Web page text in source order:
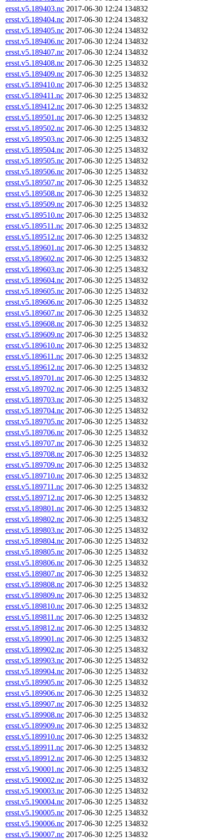
ersst.v5.189403.nc 2017-06-30 12:24 134832
ersst.v5.189404.nc 2017-06-30 12:24 134832
ersst.v5.189405.nc 2017-06-30 12:24 134832
ersst.v5.189406.nc 2017-06-30 12:24 134832
ersst.v5.189407.nc 2017-06-30 12:24 134832
ersst.v5.189408.nc 2017-06-30 12:25 134832
ersst.v5.189409.nc 2017-06-30 12:25 134832
ersst.v5.189410.nc 2017-06-30 12:25 134832
ersst.v5.189411.nc 2017-06-30 12:25 134832
ersst.v5.189412.nc 2017-06-30 12:25 134832
ersst.v5.189501.nc 2017-06-30 12:25 134832
ersst.v5.189502.nc 2017-06-30 12:25 134832
ersst.v5.189503.nc 2017-06-30 12:25 134832
ersst.v5.189504.nc 2017-06-30 12:25 134832
ersst.v5.189505.nc 2017-06-30 12:25 134832
ersst.v5.189506.nc 2017-06-30 12:25 134832
ersst.v5.189507.nc 2017-06-30 12:25 134832
ersst.v5.189508.nc 2017-06-30 12:25 134832
ersst.v5.189509.nc 2017-06-30 12:25 134832
ersst.v5.189510.nc 2017-06-30 12:25 134832
ersst.v5.189511.nc 2017-06-30 12:25 134832
ersst.v5.189512.nc 2017-06-30 12:25 134832
ersst.v5.189601.nc 2017-06-30 12:25 134832
ersst.v5.189602.nc 2017-06-30 12:25 134832
ersst.v5.189603.nc 2017-06-30 12:25 134832
ersst.v5.189604.nc 2017-06-30 12:25 134832
ersst.v5.189605.nc 2017-06-30 12:25 134832
ersst.v5.189606.nc 2017-06-30 12:25 134832
ersst.v5.189607.nc 2017-06-30 12:25 134832
ersst.v5.189608.nc 2017-06-30 12:25 134832
ersst.v5.189609.nc 2017-06-30 12:25 134832
ersst.v5.189610.nc 2017-06-30 12:25 134832
ersst.v5.189611.nc 2017-06-30 12:25 134832
ersst.v5.189612.nc 2017-06-30 12:25 134832
ersst.v5.189701.nc 2017-06-30 12:25 134832
ersst.v5.189702.nc 2017-06-30 12:25 134832
ersst.v5.189703.nc 2017-06-30 12:25 134832
ersst.v5.189704.nc 2017-06-30 12:25 134832
ersst.v5.189705.nc 2017-06-30 12:25 134832
ersst.v5.189706.nc 2017-06-30 12:25 134832
ersst.v5.189707.nc 2017-06-30 12:25 134832
ersst.v5.189708.nc 2017-06-30 12:25 134832
ersst.v5.189709.nc 2017-06-30 12:25 134832
ersst.v5.189710.nc 2017-06-30 12:25 134832
ersst.v5.189711.nc 2017-06-30 12:25 134832
ersst.v5.189712.nc 2017-06-30 12:25 134832
ersst.v5.189801.nc 2017-06-30 12:25 134832
ersst.v5.189802.nc 2017-06-30 12:25 134832
ersst.v5.189803.nc 2017-06-30 12:25 134832
ersst.v5.189804.nc 2017-06-30 12:25 134832
ersst.v5.189805.nc 2017-06-30 12:25 134832
ersst.v5.189806.nc 2017-06-30 12:25 134832
ersst.v5.189807.nc 2017-06-30 12:25 134832
ersst.v5.189808.nc 2017-06-30 12:25 134832
ersst.v5.189809.nc 2017-06-30 12:25 134832
ersst.v5.189810.nc 2017-06-30 12:25 134832
ersst.v5.189811.nc 2017-06-30 12:25 134832
ersst.v5.189812.nc 2017-06-30 12:25 134832
ersst.v5.189901.nc 2017-06-30 12:25 134832
ersst.v5.189902.nc 2017-06-30 12:25 134832
ersst.v5.189903.nc 2017-06-30 12:25 134832
ersst.v5.189904.nc 2017-06-30 12:25 134832
ersst.v5.189905.nc 2017-06-30 12:25 134832
ersst.v5.189906.nc 2017-06-30 12:25 134832
ersst.v5.189907.nc 2017-06-30 12:25 134832
ersst.v5.189908.nc 2017-06-30 12:25 134832
ersst.v5.189909.nc 2017-06-30 12:25 134832
ersst.v5.189910.nc 2017-06-30 12:25 134832
ersst.v5.189911.nc 2017-06-30 12:25 134832
ersst.v5.189912.nc 2017-06-30 12:25 134832
ersst.v5.190001.nc 2017-06-30 12:25 134832
ersst.v5.190002.nc 2017-06-30 12:25 134832
ersst.v5.190003.nc 2017-06-30 12:25 134832
ersst.v5.190004.nc 2017-06-30 12:25 134832
ersst.v5.190005.nc 2017-06-30 12:25 134832
ersst.v5.190006.nc 2017-06-30 12:25 134832
ersst.v5.190007.nc 2017-06-30 12:25 134832